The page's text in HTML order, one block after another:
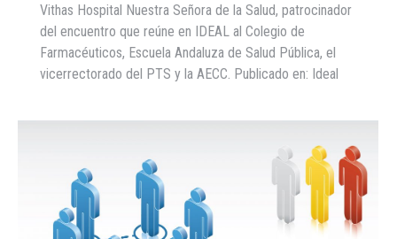
Vithas Hospital Nuestra Señora de la Salud, patrocinador
del encuentro que reúne en IDEAL al Colegio de
Farmacéuticos, Escuela Andaluza de Salud Pública, el
vicerrectorado del PTS y la AECC. Publicado en: Ideal